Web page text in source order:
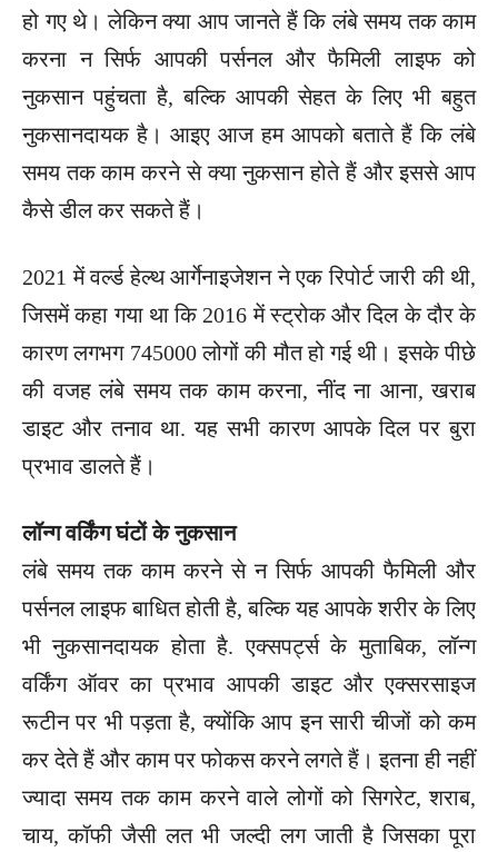
हो गए थे। लेकिन क्या आप जानते हैं कि लंबे समय तक काम
करना न सिर्फ आपकी पर्सनल और फैमिली लाइफ को
नुकसान पहुंचता है, बल्कि आपकी सेहत के लिए भी बहुत
नुकसानदायक है। आइए आज हम आपको बताते हैं कि लंबे
समय तक काम करने से क्या नुकसान होते हैं और इससे आप
कैसे डील कर सकते हैं।
2021 में वर्ल्ड हेल्थ आर्गेनाइजेशन ने एक रिपोर्ट जारी की थी,
जिसमें कहा गया था कि 2016 में स्ट्रोक और दिल के दौर के
कारण लगभग 745000 लोगों की मौत हो गई थी। इसके पीछे
की वजह लंबे समय तक काम करना, नींद ना आना, खराब
डाइट और तनाव था. यह सभी कारण आपके दिल पर बुरा
प्रभाव डालते हैं।
लॉन्ग वर्किंग घंटों के नुकसान
लंबे समय तक काम करने से न सिर्फ आपकी फैमिली और
पर्सनल लाइफ बाधित होती है, बल्कि यह आपके शरीर के लिए
भी नुकसानदायक होता है. एक्सपर्ट्स के मुताबिक, लॉन्ग
वर्किंग ऑवर का प्रभाव आपकी डाइट और एक्सरसाइज
रूटीन पर भी पड़ता है, क्योंकि आप इन सारी चीजों को कम
कर देते हैं और काम पर फोकस करने लगते हैं। इतना ही नहीं
ज्यादा समय तक काम करने वाले लोगों को सिगरेट, शराब,
चाय, कॉफी जैसी लत भी जल्दी लग जाती है जिसका पूरा